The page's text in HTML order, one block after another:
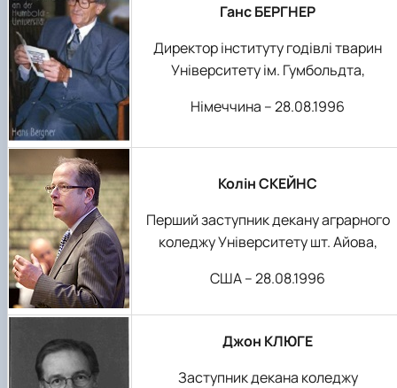
Ганс БЕРГНЕР
Директор інституту годівлі тварин
Університету ім. Гумбольдта,
Німеччина – 28.08.1996
Колін СКЕЙНС
Перший заступник декану аграрного
коледжу Університету шт. Айова,
США – 28.08.1996
Джон КЛЮГЕ
Заступник декана коледжу